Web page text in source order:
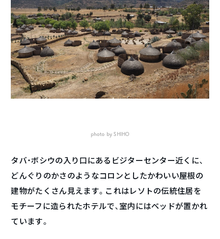
photo by SHIHO
タバ・ボシウの入り口にあるビジターセンター近くに、
どんぐりのかさのようなコロンとしたかわいい屋根の
建物がたくさん見えます。これはレソトの伝統住居を
モチーフに造られたホテルで、室内にはベッドが置かれ
ています。